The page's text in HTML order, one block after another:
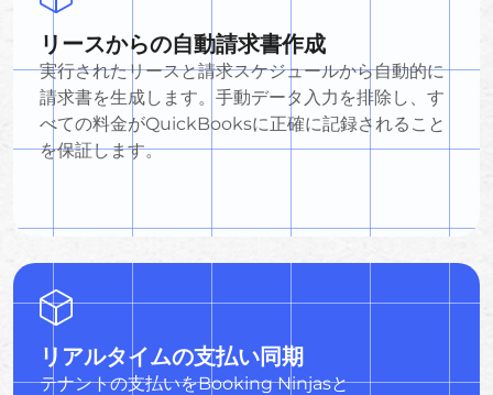
リースからの自動請求書作成
実行されたリースと請求スケジュールから自動的に
請求書を生成します。手動データ入力を排除し、す
べての料金がQuickBooksに正確に記録されること
を保証します。
リアルタイムの支払い同期
テナントの支払いをBooking Ninjasと